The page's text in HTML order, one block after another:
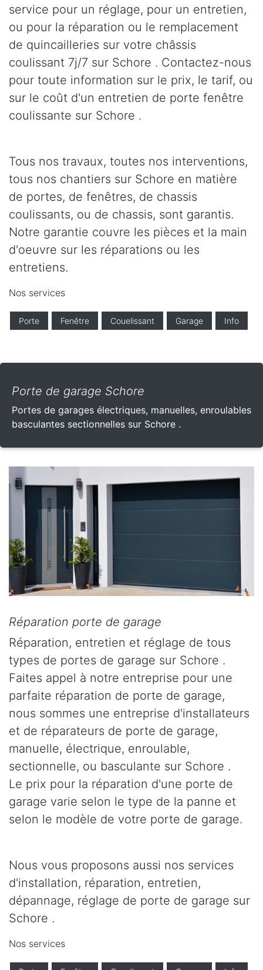
service pour un réglage, pour un entretien,
ou pour la réparation ou le remplacement
de quincailleries sur votre châssis
coulissant 7j/7 sur Schore . Contactez-nous
pour toute information sur le prix, le tarif, ou
sur le coût d'un entretien de porte fenêtre
coulissante sur Schore .
Tous nos travaux, toutes nos interventions,
tous nos chantiers sur Schore en matière
de portes, de fenêtres, de chassis
coulissants, ou de chassis, sont garantis.
Notre garantie couvre les pièces et la main
d'oeuvre sur les réparations ou les
entretiens.
Nos services
Porte Fenêtre Couelissant Garage Info
Porte de garage Schore
Portes de garages électriques, manuelles, enroulables
basculantes sectionnelles sur Schore .
Réparation porte de garage
Réparation, entretien et réglage de tous
types de portes de garage sur Schore .
Faites appel à notre entreprise pour une
parfaite réparation de porte de garage,
nous sommes une entreprise d'installateurs
et de réparateurs de porte de garage,
manuelle, électrique, enroulable,
sectionnelle, ou basculante sur Schore .
Le prix pour la réparation d'une porte de
garage varie selon le type de la panne et
selon le modèle de votre porte de garage.
Nous vous proposons aussi nos services
d'installation, réparation, entretien,
dépannage, réglage de porte de garage sur
Schore .
Nos services